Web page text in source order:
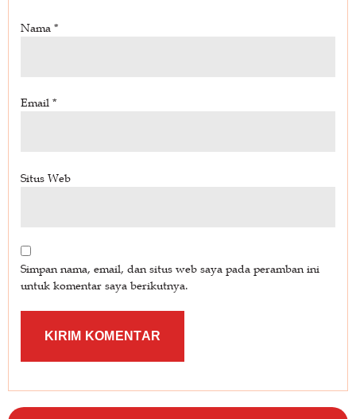
Nama *
Email *
Situs Web
Simpan nama, email, dan situs web saya pada peramban ini
untuk komentar saya berikutnya.